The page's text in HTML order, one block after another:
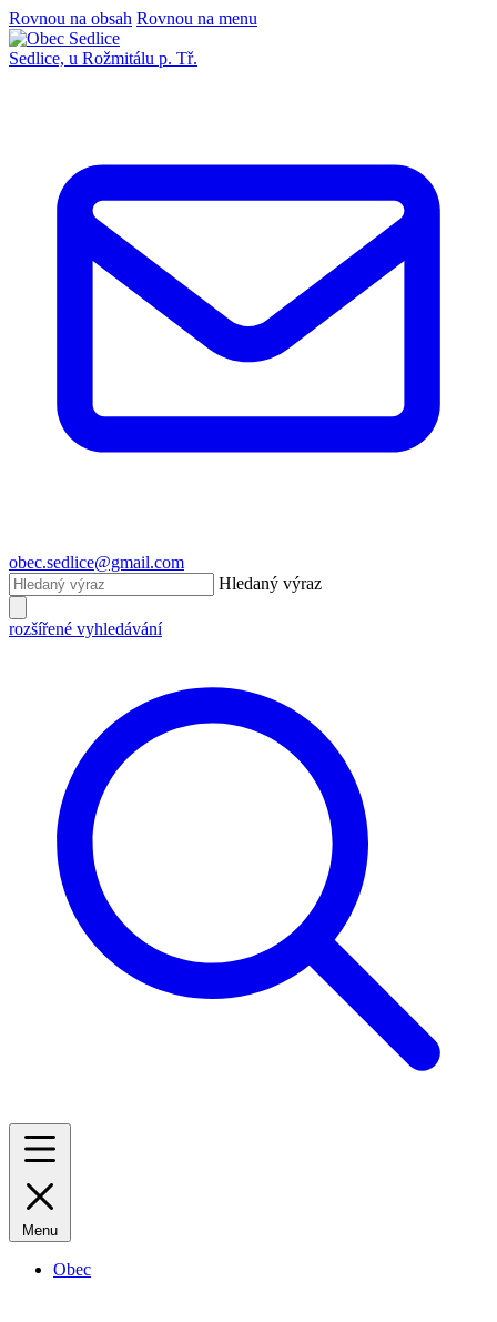
Rovnou na obsah Rovnou na menu
Sedlice, u Rožmitálu p. Tř.
obec.sedlice@gmail.com
Hledaný výraz
rozšířené vyhledávání
Menu
Obec